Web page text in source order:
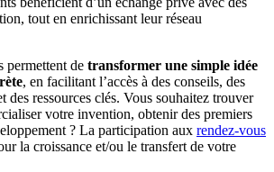
tout en enrichissant leur réseau
permettent de transformer une simple idée
, en facilitant l’accès à des conseils, des
des ressources clés. Vous souhaitez trouver
votre invention, obtenir des premiers
? La participation aux rendez-vous
la croissance et/ou le transfert de votre